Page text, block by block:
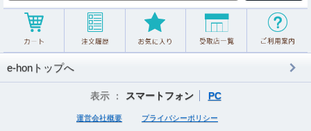
e-honトップへ
表示 ： スマートフォン PC
運営会社概要 プライバシーポリシー